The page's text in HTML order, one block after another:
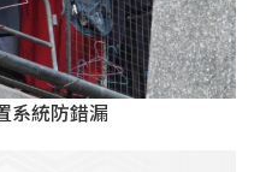
系統防錯漏